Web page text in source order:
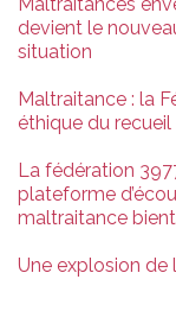
Maltraitances
devient le
situation
Maltraitance : la
éthique du
La fédération
plateforme
maltraitance
Une explosion de